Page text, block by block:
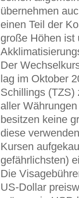
übernehmen
einen Teil der
große Höhen ist
Der
lag im Oktober
Schillings (TZS)
aller
besitzen keine
diese
Kursen
gefährlichsten)
Die
US-Dollar